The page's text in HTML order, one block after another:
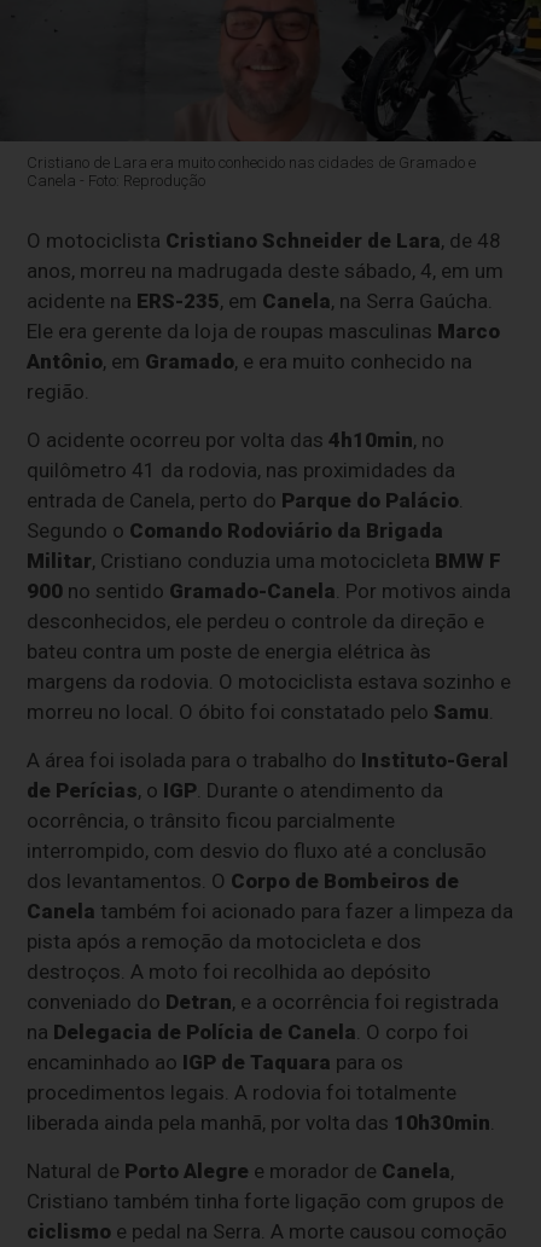
Cristiano de Lara era muito conhecido nas cidades de Gramado e
Canela - Foto: Reprodução
O motociclista Cristiano Schneider de Lara, de 48
anos, morreu na madrugada deste sábado, 4, em um
acidente na ERS-235, em Canela, na Serra Gaúcha.
Ele era gerente da loja de roupas masculinas Marco
Antônio, em Gramado, e era muito conhecido na
região.
O acidente ocorreu por volta das4h10min, no
quilômetro 41 da rodovia, nas proximidades da
entrada de Canela, perto do Parque do Palácio.
Segundo o Comando Rodoviário da Brigada
Militar, Cristiano conduzia uma motocicleta BMW F
900 no sentido Gramado-Canela. Por motivos ainda
desconhecidos, ele perdeu o controle da direção e
bateu contra um poste de energia elétrica às
margens da rodovia. O motociclista estava sozinho e
morreu no local. O óbito foi constatado pelo Samu.
A área foi isolada para o trabalho do Instituto-Geral
de Perícias, o IGP. Durante o atendimento da
ocorrência, o trânsito ficou parcialmente
interrompido, com desvio do fluxo até a conclusão
dos levantamentos. O Corpo de Bombeiros de
Canela também foi acionado para fazer a limpeza da
pista após a remoção da motocicleta e dos
destroços. A moto foi recolhida ao depósito
conveniado do Detran, e a ocorrência foi registrada
na Delegacia de Polícia de Canela. O corpo foi
encaminhado ao IGP de Taquara para os
procedimentos legais. A rodovia foi totalmente
liberada ainda pela manhã, por volta das 10h30min.
Natural de Porto Alegre e morador de Canela,
Cristiano também tinha forte ligação com grupos de
ciclismo e pedal na Serra. A morte causou comoção